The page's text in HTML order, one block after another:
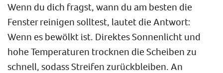
Wenn du dich fragst, wann du am besten die
Fenster reinigen solltest, lautet die Antwort:
Wenn es bewölkt ist. Direktes Sonnenlicht und
hohe Temperaturen trocknen die Scheiben zu
schnell, sodass Streifen zurückbleiben. An